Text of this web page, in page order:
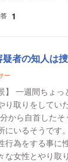
1
者の知人は
ー
】 一週間ちょ
り取りをしてい
から自首した
にいるそうです
行為をする事に
な女性とやり取